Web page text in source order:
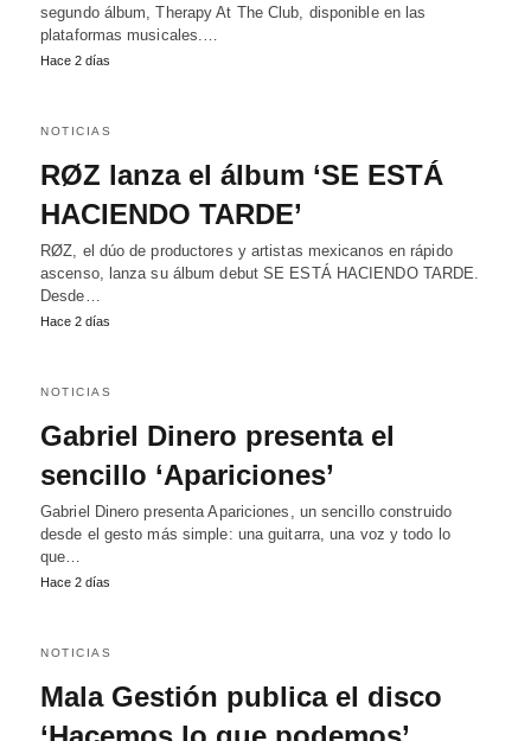
segundo álbum, Therapy At The Club, disponible en las
plataformas musicales.…
Hace 2 días
NOTICIAS
RØZ lanza el álbum ‘SE ESTÁ
HACIENDO TARDE’
RØZ, el dúo de productores y artistas mexicanos en rápido
ascenso, lanza su álbum debut SE ESTÁ HACIENDO TARDE.
Desde…
Hace 2 días
NOTICIAS
Gabriel Dinero presenta el
sencillo ‘Apariciones’
Gabriel Dinero presenta Apariciones, un sencillo construido
desde el gesto más simple: una guitarra, una voz y todo lo
que…
Hace 2 días
NOTICIAS
Mala Gestión publica el disco